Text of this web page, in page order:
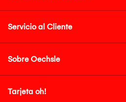
Servicio al Cliente
Sobre Oechsle
Tarjeta oh!